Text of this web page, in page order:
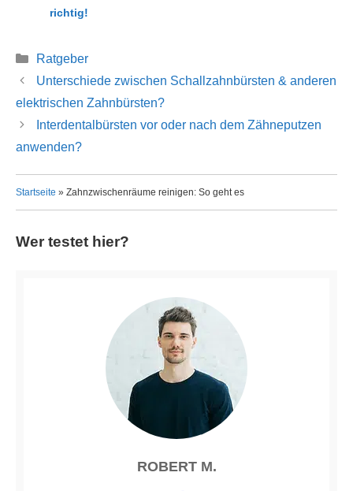
richtig!
Kategorien
Ratgeber
Unterschiede zwischen Schallzahnbürsten & anderen
elektrischen Zahnbürsten?
Interdentalbürsten vor oder nach dem Zähneputzen
anwenden?
Startseite » Zahnzwischenräume reinigen: So geht es
Wer testet hier?
ROBERT M.